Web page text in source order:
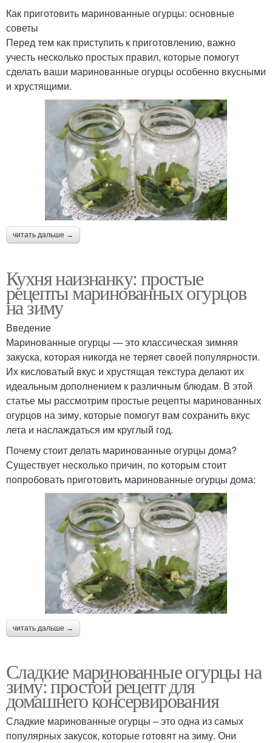
Как приготовить маринованные огурцы: основные
советы
Перед тем как приступить к приготовлению, важно
учесть несколько простых правил, которые помогут
сделать ваши маринованные огурцы особенно вкусными
и хрустящими.
читать дальше →
Кухня наизнанку: простые
рецепты маринованных огурцов
на зиму
Введение
Маринованные огурцы — это классическая зимняя
закуска, которая никогда не теряет своей популярности.
Их кисловатый вкус и хрустящая текстура делают их
идеальным дополнением к различным блюдам. В этой
статье мы рассмотрим простые рецепты маринованных
огурцов на зиму, которые помогут вам сохранить вкус
лета и наслаждаться им круглый год.
Почему стоит делать маринованные огурцы дома?
Существует несколько причин, по которым стоит
попробовать приготовить маринованные огурцы дома:
читать дальше →
Сладкие маринованные огурцы на
зиму: простой рецепт для
домашнего консервирования
Сладкие маринованные огурцы – это одна из самых
популярных закусок, которые готовят на зиму. Они